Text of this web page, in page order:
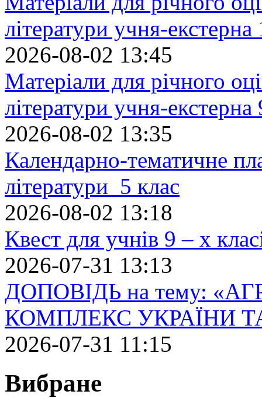
літератури учня-екстерна
2026-08-02 13:45
Матеріали для річного
літератури учня-екстерна
2026-08-02 13:35
Календарно-тематичне
літератури 5 клас
2026-08-02 13:18
Квест для учнів 9 – х
2026-07-31 13:13
ДОПОВІДЬ на тему:
КОМПЛЕКС УКРАЇНИ
2026-07-31 11:15
Вибране